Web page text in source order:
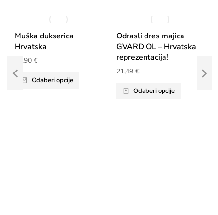
Muška dukserica
Hrvatska
34,90 €
Odaberi opcije
Odrasli dres majica
GVARDIOL – Hrvatska
reprezentacija!
21,49 €
Odaberi opcije